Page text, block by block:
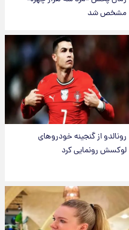
مشخص شد
رونالدو از گنجینه خودروهای
لوکسش رونمایی کرد